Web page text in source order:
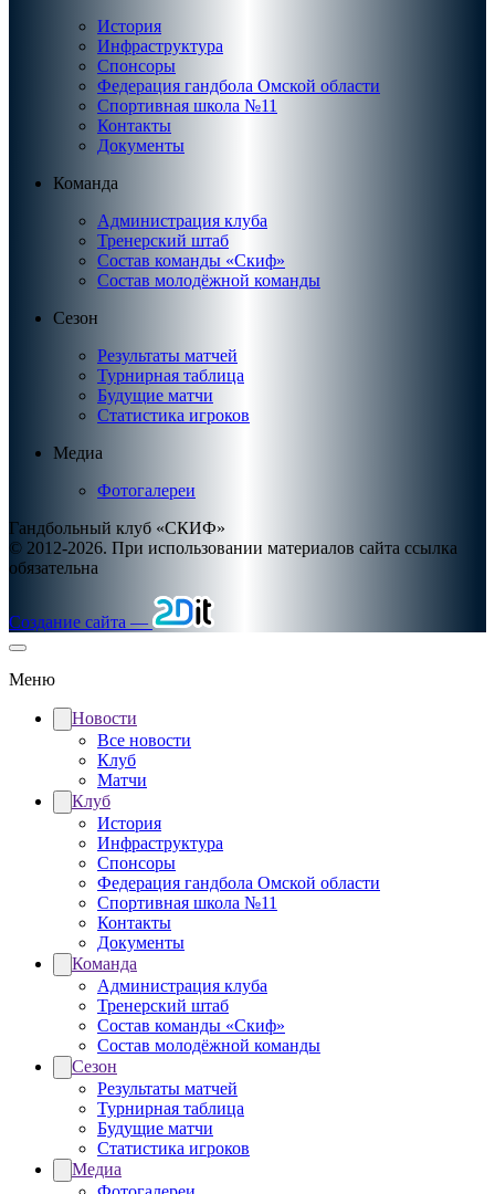
История
Инфраструктура
Спонсоры
Федерация гандбола Омской области
Спортивная школа №11
Контакты
Документы
Команда
Администрация клуба
Тренерский штаб
Состав команды «Скиф»
Состав молодёжной команды
Сезон
Результаты матчей
Турнирная таблица
Будущие матчи
Статистика игроков
Медиа
Фотогалереи
Гандбольный клуб «СКИФ»
© 2012-2026. При использовании материалов сайта ссылка
обязательна
Создание сайта —
Меню
Новости
Все новости
Клуб
Матчи
Клуб
История
Инфраструктура
Спонсоры
Федерация гандбола Омской области
Спортивная школа №11
Контакты
Документы
Команда
Администрация клуба
Тренерский штаб
Состав команды «Скиф»
Состав молодёжной команды
Сезон
Результаты матчей
Турнирная таблица
Будущие матчи
Статистика игроков
Медиа